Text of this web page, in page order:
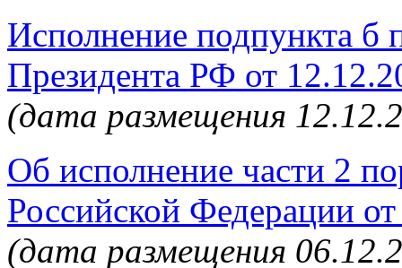
Исполнение подпункта б
Президента РФ от
(дата размещения
Об исполнение части 2
Российской Федерации
(дата размещения